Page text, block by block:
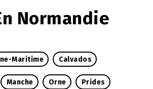
Normandie
Maritime Calvados
Manche Orne Prides